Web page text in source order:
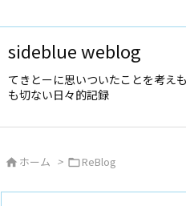
sideblue weblog
てきとーに思いついたことを考え
も切ない日々的記録
 ホーム > ReBlog